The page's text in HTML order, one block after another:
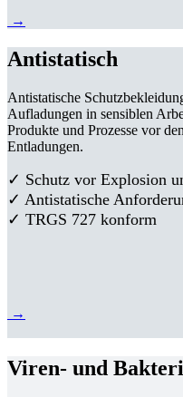
→
Antistatisch
Antistatische
Aufladungen in sensiblen
Produkte und Prozesse vor
Entladungen.
✓ Schutz vor Explosion
✓ Antistatische
✓ TRGS 727 konform
→
Viren- und